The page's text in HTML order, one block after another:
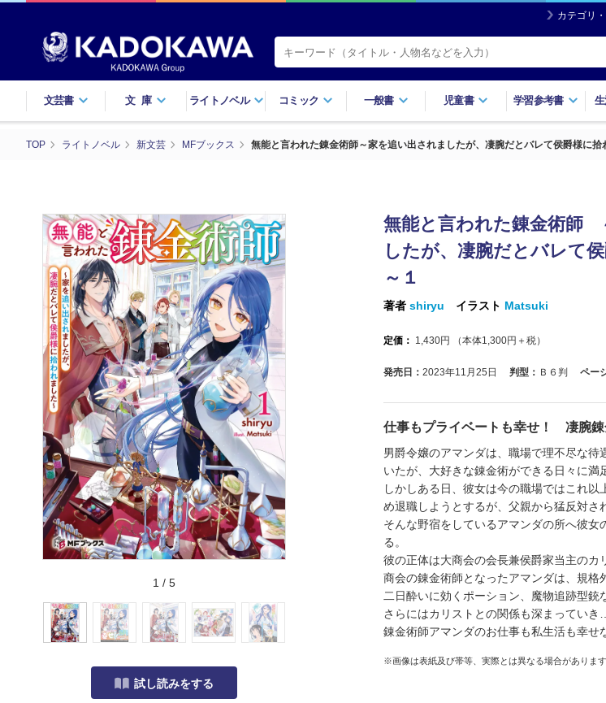
カテゴリ
文芸書 文庫 ライトノベル コミック 一般書 児童書 学習参考書
TOP ライトノベル 新文芸 MFブックス 無能と言われた錬金術師～家を追い出されましたが、凄腕だとバレて侯爵様に
1 / 5
試し読みをする
無能と言われた錬金術師
したが、凄腕だとバレて
～１
著者 shiryu イラスト Matsuki
定価： 1,430円 （本体1,300円＋税）
発売日： 2023年11月25日 判型： Ｂ６判 ペー
仕事もプライベートも幸せ！ 凄腕錬
男爵令嬢のアマンダは、職場で理不尽な
いたが、大好きな錬金術ができる日々に満
しかしある日、彼女は今の職場ではこれ
め退職しようとするが、父親から猛反対さ
そんな野宿をしているアマンダの所へ彼女
る。
彼の正体は大商会の会長兼侯爵家当主の
商会の錬金術師となったアマンダは、規格
二日酔いに効くポーション、魔物追跡型
さらにはカリストとの関係も深まっていき
錬金術師アマンダのお仕事も私生活も幸せ
※画像は表紙及び帯等、実際とは異なる場合があります